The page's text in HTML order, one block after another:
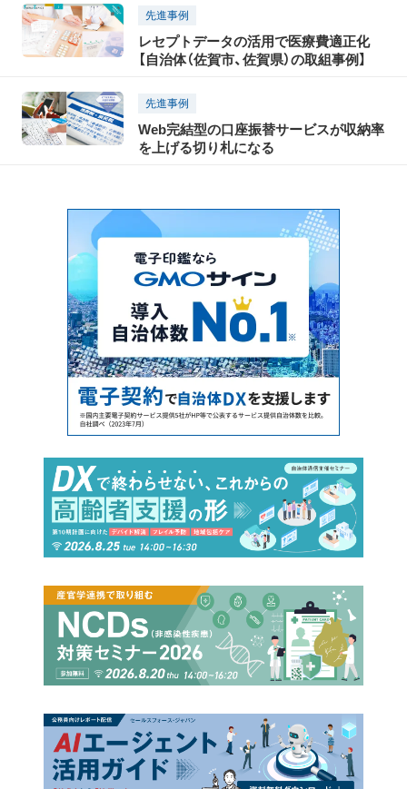
先進事例
レセプトデータの活用で医療費適正化
【自治体（佐賀市、佐賀県）の取組事例】
先進事例
Web完結型の口座振替サービスが収納率
を上げる切り札になる